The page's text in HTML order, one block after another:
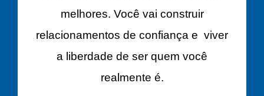
melhores. Você vai construir
relacionamentos de confiança e viver
a liberdade de ser quem você
realmente é.